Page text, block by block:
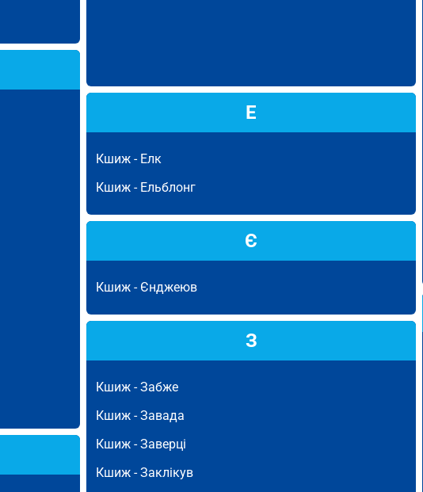
Е
Кшиж - Елк
Кшиж - Ельблонг
Є
Кшиж - Єнджеюв
З
Кшиж -Забже
Кшиж -Завада
Кшиж -Заверці
Кшиж -Заклікув